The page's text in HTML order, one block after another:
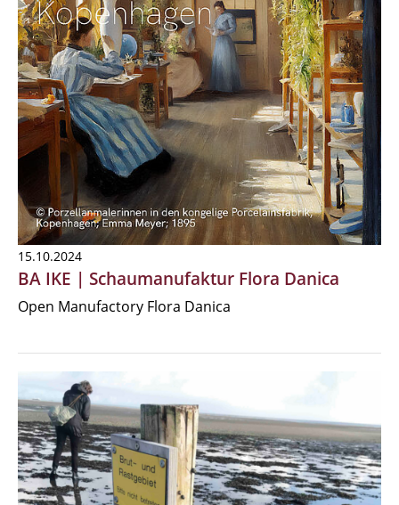
15.10.2024
BA IKE | Schaumanufaktur Flora Danica
Open Manufactory Flora Danica